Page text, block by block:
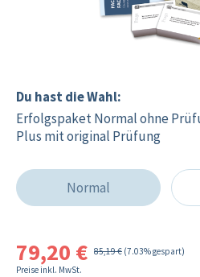
Du hast die Wahl:
Erfolgspaket Normal ohne
Plus mit original Prüfung
Normal
79,20 € 85,19 € (7.03% gespart)
Preise inkl. MwSt.